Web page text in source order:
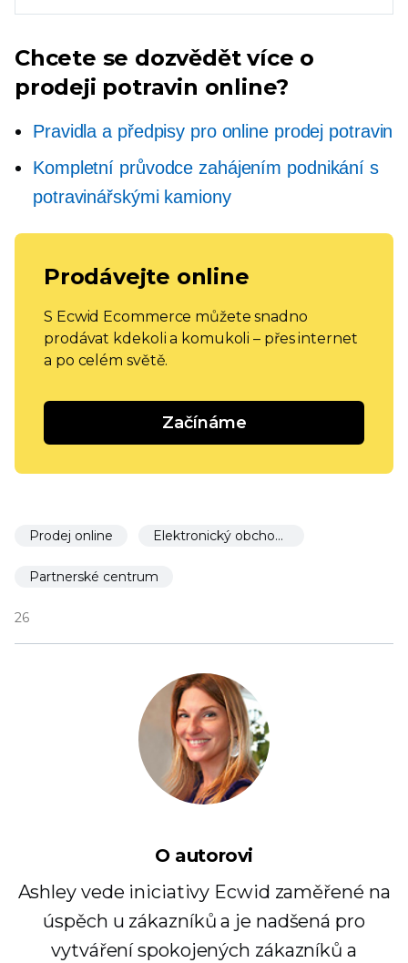
Chcete se dozvědět více o
prodeji potravin online?
Pravidla a předpisy pro online prodej potravin
Kompletní průvodce zahájením podnikání s
potravinářskými kamiony
Prodávejte online
S Ecwid Ecommerce můžete snadno
prodávat kdekoli a komukoli – přes internet
a po celém světě.
Začínáme
Prodej online Elektronický obchod pro restaurace
Partnerské centrum
26
O autorovi
Ashley vede iniciativy Ecwid zaměřené na
úspěch u zákazníků a je nadšená pro
vytváření spokojených zákazníků a